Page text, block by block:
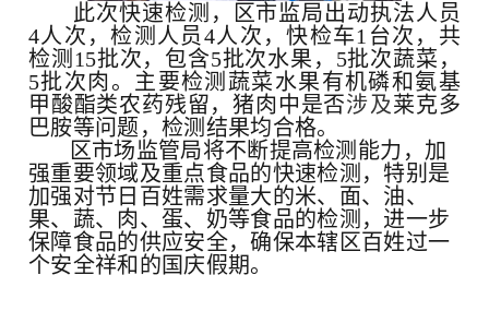
此次快速检测，区市监局出动执法人员
4人次，检测人员4人次，快检车1 台次，共
检测 15批次， 包含5批次水果，5批次蔬菜，
5批次肉。 主要检测蔬菜水果有机磷和氨基
甲酸酯类农药残留，猪肉 中是否涉及莱克多
巴胺等问题 ，检测结果均合格。
区市场监管局将不断提高检测能力 ， 加
强重要领域及重点食品的快速检测，特别是
加强对节日百姓需求量大的米、面、油、
果、蔬、肉、蛋、奶等食品的检测，进一步
保障食品的供应安全，确保本辖区百姓过一
个安全祥和的国庆假期。